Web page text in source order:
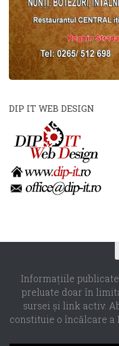
DIP IT WEB DESIGN
Informaţiile
preluate doar în
sursei şi link activ.
constituie o încălcare